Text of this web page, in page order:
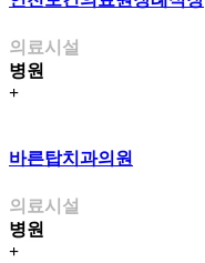
의료시설
병원
+
바른탑치과의원
의료시설
병원
+